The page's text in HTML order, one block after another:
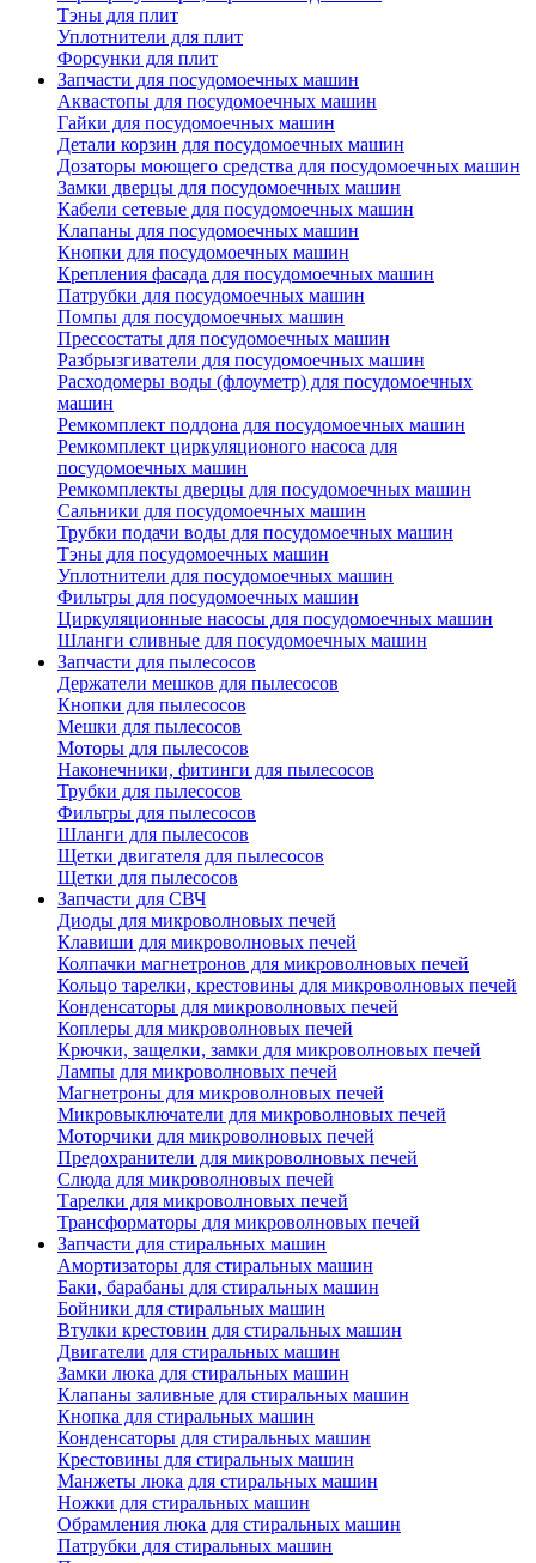
Тэны для плит
Уплотнители для плит
Форсунки для плит
Запчасти для посудомоечных машин
Аквастопы для посудомоечных машин
Гайки для посудомоечных машин
Детали корзин для посудомоечных машин
Дозаторы моющего средства для посудомоечных машин
Замки дверцы для посудомоечных машин
Кабели сетевые для посудомоечных машин
Клапаны для посудомоечных машин
Кнопки для посудомоечных машин
Крепления фасада для посудомоечных машин
Патрубки для посудомоечных машин
Помпы для посудомоечных машин
Прессостаты для посудомоечных машин
Разбрызгиватели для посудомоечных машин
Расходомеры воды (флоуметр) для посудомоечных
машин
Ремкомплект поддона для посудомоечных машин
Ремкомплект циркуляционого насоса для
посудомоечных машин
Ремкомплекты дверцы для посудомоечных машин
Сальники для посудомоечных машин
Трубки подачи воды для посудомоечных машин
Тэны для посудомоечных машин
Уплотнители для посудомоечных машин
Фильтры для посудомоечных машин
Циркуляционные насосы для посудомоечных машин
Шланги сливные для посудомоечных машин
Запчасти для пылесосов
Держатели мешков для пылесосов
Кнопки для пылесосов
Мешки для пылесосов
Моторы для пылесосов
Наконечники, фитинги для пылесосов
Трубки для пылесосов
Фильтры для пылесосов
Шланги для пылесосов
Щетки двигателя для пылесосов
Щетки для пылесосов
Запчасти для СВЧ
Диоды для микроволновых печей
Клавиши для микроволновых печей
Колпачки магнетронов для микроволновых печей
Кольцо тарелки, крестовины для микроволновых печей
Конденсаторы для микроволновых печей
Коплеры для микроволновых печей
Крючки, защелки, замки для микроволновых печей
Лампы для микроволновых печей
Магнетроны для микроволновых печей
Микровыключатели для микроволновых печей
Моторчики для микроволновых печей
Предохранители для микроволновых печей
Слюда для микроволновых печей
Тарелки для микроволновых печей
Трансформаторы для микроволновых печей
Запчасти для стиральных машин
Амортизаторы для стиральных машин
Баки, барабаны для стиральных машин
Бойники для стиральных машин
Втулки крестовин для стиральных машин
Двигатели для стиральных машин
Замки люка для стиральных машин
Клапаны заливные для стиральных машин
Кнопка для стиральных машин
Конденсаторы для стиральных машин
Крестовины для стиральных машин
Манжеты люка для стиральных машин
Ножки для стиральных машин
Обрамления люка для стиральных машин
Патрубки для стиральных машин